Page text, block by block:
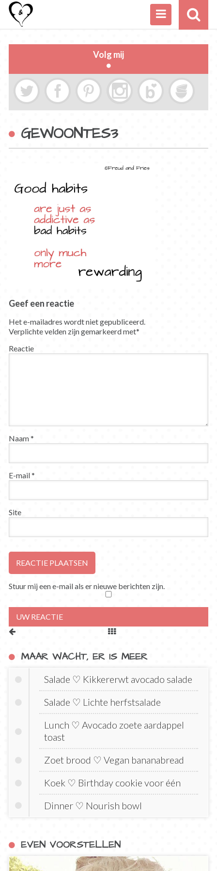
Volg mij
GEWOONTES3
Geef een reactie
Het e-mailadres wordt niet gepubliceerd.
Verplichte velden zijn gemarkeerd met*
Reactie
Naam*
E-mail*
Site
Stuur mij een e-mail als er nieuwe berichten zijn.
MAAR WACHT, ER IS MEER
Salade ♡ Kikkererwt avocado salade
Salade ♡ Lichte herfstsalade
Lunch ♡ Avocado zoete aardappel
toast
Zoet brood ♡ Vegan bananabread
Koek ♡ Birthday cookie voor één
Dinner ♡ Nourish bowl
EVEN VOORSTELLEN